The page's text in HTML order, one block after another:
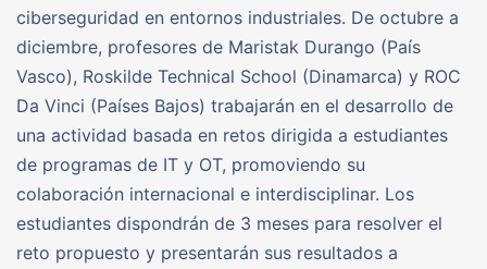
ciberseguridad en entornos industriales. De octubre a
diciembre, profesores de Maristak Durango (País
Vasco), Roskilde Technical School (Dinamarca) y ROC
Da Vinci (Países Bajos) trabajarán en el desarrollo de
una actividad basada en retos dirigida a estudiantes
de programas de IT y OT, promoviendo su
colaboración internacional e interdisciplinar. Los
estudiantes dispondrán de 3 meses para resolver el
reto propuesto y presentarán sus resultados a